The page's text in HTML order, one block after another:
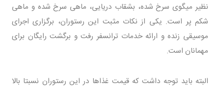
نظیر میگوی سرخ شده، بشقاب دریایی، ماهی سرخ شده و ماهی
شکم پر است. یکی از نکات مثبت این رستوران، برگزاری اجرای
موسیقی زنده و ارائه خدمات ترانسفر رفت و برگشت رایگان برای
مهمانان است.
البته باید توجه داشت که قیمت غذاها در این رستوران نسبتا بالا